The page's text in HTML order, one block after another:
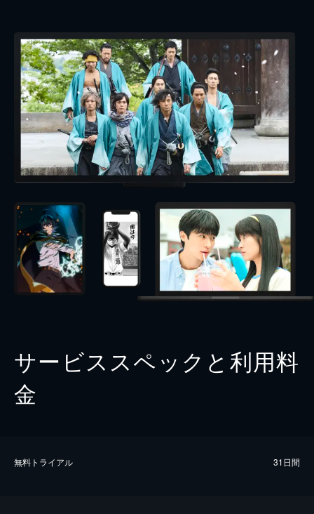
サービススペックと利用料
金
無料トライアル 31日間